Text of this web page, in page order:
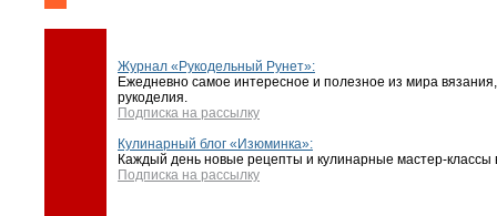
Журнал «Рукодельный Рунет»:
Ежедневно самое интересное и полезное из мира
рукоделия.
Подписка на рассылку
Кулинарный блог «Изюминка»:
Каждый день новые рецепты и кулинарные мастер-классы
Подписка на рассылку